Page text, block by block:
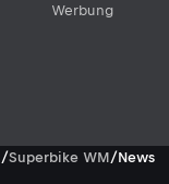
Werbung
/Superbike WM/News